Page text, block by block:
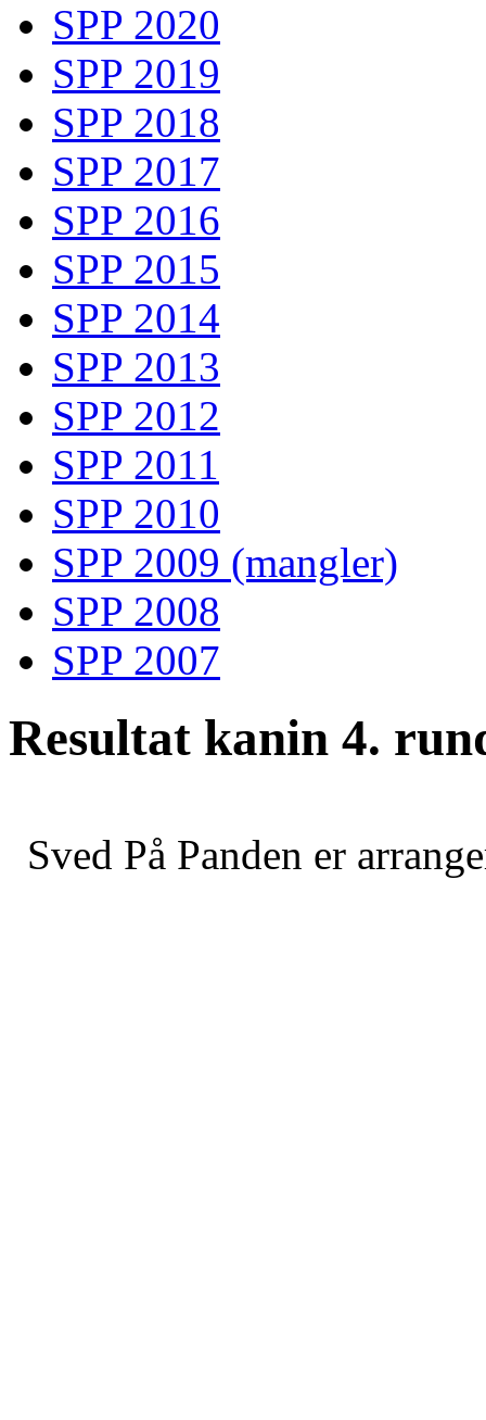
SPP 2020
SPP 2019
SPP 2018
SPP 2017
SPP 2016
SPP 2015
SPP 2014
SPP 2013
SPP 2012
SPP 2011
SPP 2010
SPP 2009 (mangler)
SPP 2008
SPP 2007
Resultat kanin 4.
Sved På Panden er